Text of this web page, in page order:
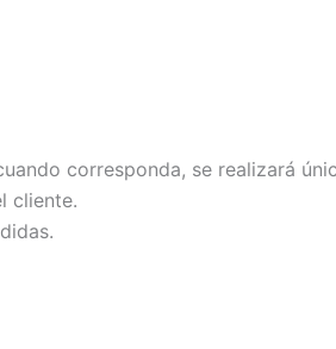
corresponda, se realizará
cliente.